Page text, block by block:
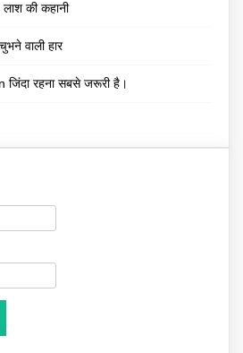
लाश की कहानी
चुभने वाली हार
जिंदा रहना सबसे जरूरी है।